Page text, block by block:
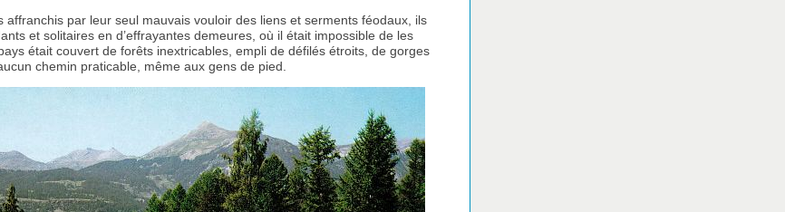
affranchis par leur seul mauvais vouloir des liens et serments féodaux, ils
et solitaires en d’effrayantes demeures, où il était impossible de les
était couvert de forêts inextricables, empli de défilés étroits, de gorges
chemin praticable, même aux gens de pied.